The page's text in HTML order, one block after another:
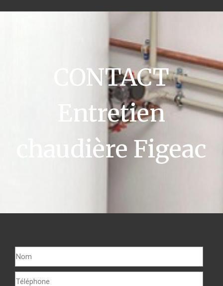
CONTACT
Entretien
chaudière Figeac